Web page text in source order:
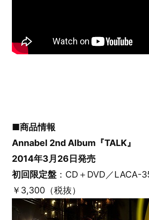
■商品情報
Annabel 2nd Album『TALK』
2014年3月26日発売
初回限定盤：CD＋DVD／LACA-
￥3,300（税抜）